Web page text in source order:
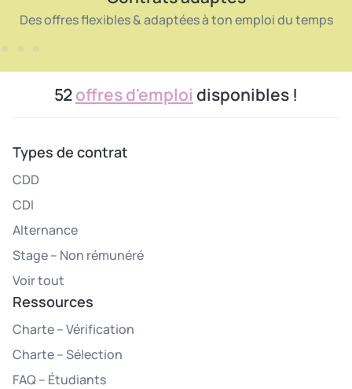
Des offres flexibles & adaptées à ton emploi du temps
52offres d'emploi disponibles !
Types de contrat
CDD
CDI
Alternance
Stage – Non rémunéré
Voir tout
Ressources
Charte – Vérification
Charte – Sélection
FAQ – Étudiants